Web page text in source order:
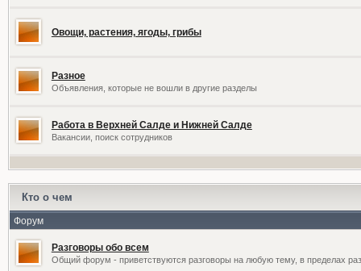
Овощи, растения, ягоды, грибы
Разное
Объявления, которые не вошли в другие разделы
Работа в Верхней Салде и Нижней Салде
Вакансии, поиск сотрудников
Кто о чем
Форум
Разговоры обо всем
Общий форум - приветствуются разговоры на любую тему, в пределах